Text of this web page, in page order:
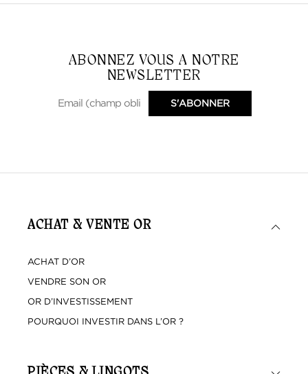
ABONNEZ VOUS A NOTRE
NEWSLETTER
ACHAT & VENTE OR
ACHAT D’OR
VENDRE SON OR
OR D’INVESTISSEMENT
POURQUOI INVESTIR DANS L’OR ?